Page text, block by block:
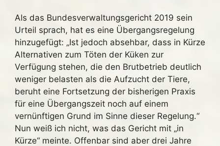
Als das Bundesverwaltungsgericht 2019 sein
Urteil sprach, hat es eine Übergangsregelung
hinzugefügt: „Ist jedoch absehbar, dass in Kürze
Alternativen zum Töten der Küken zur
Verfügung stehen, die den Brutbetrieb deutlich
weniger belasten als die Aufzucht der Tiere,
beruht eine Fortsetzung der bisherigen Praxis
für eine Übergangszeit noch auf einem
vernünftigen Grund im Sinne dieser Regelung.“
Nun weiß ich nicht, was das Gericht mit „in
Kürze“ meinte. Offenbar sind aber drei Jahre